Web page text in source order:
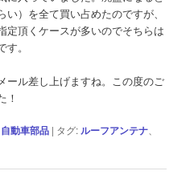
）を全て買い占めたのですが、
定頂くケースが多いのでそちらは
。
ール差し上げますね。この度のご
！
自動車部品 | タグ:ルーフアンテナ